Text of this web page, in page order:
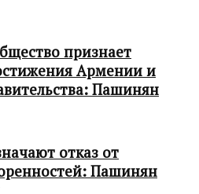
признает
Армении и
Пашинян
отказ от
Пашинян